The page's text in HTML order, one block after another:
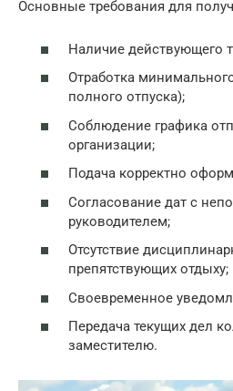
Основные требования для
Наличие действующего
Отработка
полного отпуска);
Соблюдение графика
организации;
Подача корректно
Согласование дат с
руководителем;
Отсутствие
препятствующих отдыху;
Своевременное
Передача текущих дел
заместителю.